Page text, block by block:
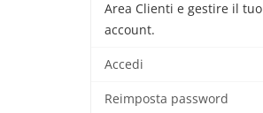
Area Clienti e gestire il tuo
account.
Accedi
Reimposta password